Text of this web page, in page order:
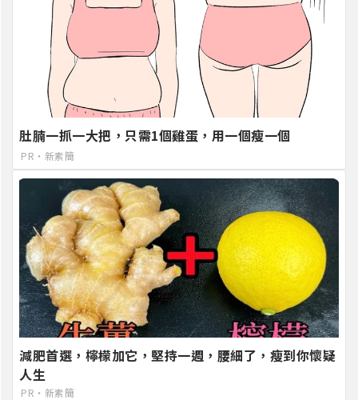
肚腩一抓一大把，只需1個雞蛋，用一個瘦一個
PR・新素簡
減肥首選，檸檬加它，堅持一週，腰細了，瘦到你懷疑
人生
PR・新素簡